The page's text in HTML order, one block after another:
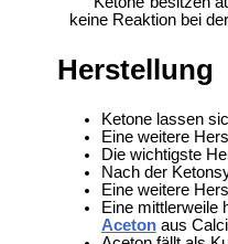
keine Reaktion bei
Herstellung
Ketone lassen
Eine weitere
Die wichtigste
Nach der
Eine weitere
Eine mittlerweile
Acetonaus